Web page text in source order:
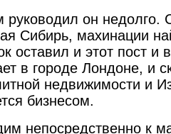
руководил он недолго.
Сибирь, махинации
оставил и этот пост и
в городе Лондоне, и
недвижимости и
бизнесом.
непосредственно к